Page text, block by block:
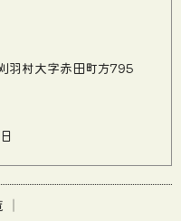
羽村大字赤田町方795
│